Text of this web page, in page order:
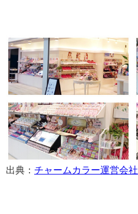
出典： チャームカラー運営会社